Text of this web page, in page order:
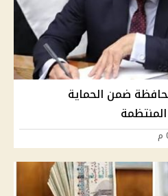
منح مالية في 26 محافظة ضمن الحماية
المنتظمة